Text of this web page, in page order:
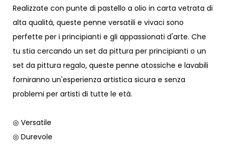
Realizzate con punte di pastello a olio in carta vetrata di
alta qualità, queste penne versatili e vivaci sono
perfette per i principianti e gli appassionati d'arte. Che
tu stia cercando un set da pittura per principianti o un
set da pittura regalo, queste penne atossiche e lavabili
forniranno un'esperienza artistica sicura e senza
problemi per artisti di tutte le età.
◎ Versatile
◎ Durevole